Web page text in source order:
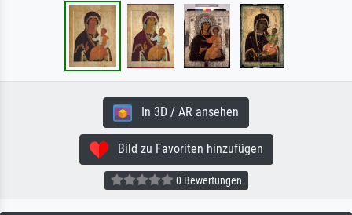
In 3D / AR ansehen
Bild zu Favoriten hinzufügen
0 Bewertungen